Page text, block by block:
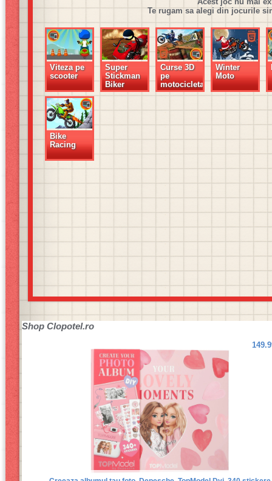
Te rugam sa alegi din jocurile
Viteza pe
scooter
Super
Stickman
Biker
Curse 3D
pe
motocicleta
Winter
Moto
Bike
Racing
Shop Clopotel.ro